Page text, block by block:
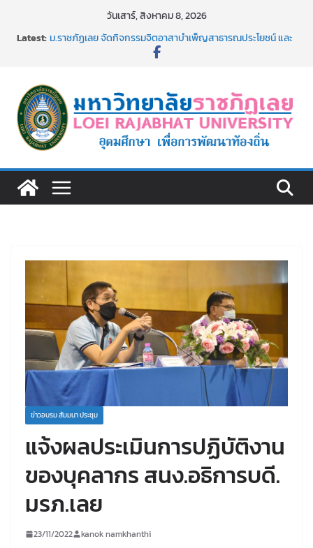
วันเสาร์, สิงหาคม 8, 2026
Latest:ม.ราชภัฏเลย จัดกิจกรรมจิตอาสาบำเพ็ญสาธารณประโยชน์ และ
เงินรายได้
ม.ราชภัฏเลย จัดมหกรรมวิชาการ เปิดบ้าน LRU ครั้งที่ 4 เปิดให้
นักเรียนมัธยมปลายค้นหาสาขาวิชาในฝัน สู่อนาคตที่ใช่
อธิการบดี มรภ.เลย ร่วมประชุมชี้แจงกับคณะอนุกรรมาธิการ
ประจำปีงบประมาณ พ.ศ. 2570
๑,๙๗๒ ชุด โดยวิธีเฉพาะเจาะจง
ข่าวอบรม สัมมนา ประชุม
แจ้งผลประเมินการปฏิบัติงาน
ของบุคลากร สนง.อธิการบดี.
มรภ.เลย
23/11/2022 kanok namkhanthi